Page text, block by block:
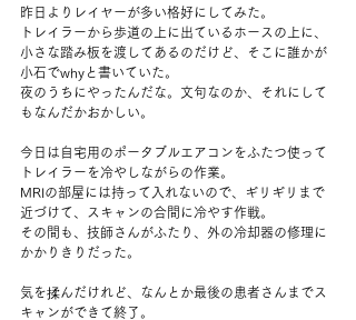
昨日よりレイヤーが多い格好にしてみた。
トレイラーから歩道の上に出ているホースの上に、
小さな踏み板を渡してあるのだけど、そこに誰かが
小石でwhyと書いていた。
夜のうちにやったんだな。文句なのか、それにして
もなんだかおかしい。
今日は自宅用のポータブルエアコンをふたつ使って
トレイラーを冷やしながらの作業。
MRIの部屋には持って入れないので、ギリギリまで
近づけて、スキャンの合間に冷やす作戦。
その間も、技師さんがふたり、外の冷却器の修理に
かかりきりだった。
気を揉んだけれど、なんとか最後の患者さんまでス
キャンができて終了。